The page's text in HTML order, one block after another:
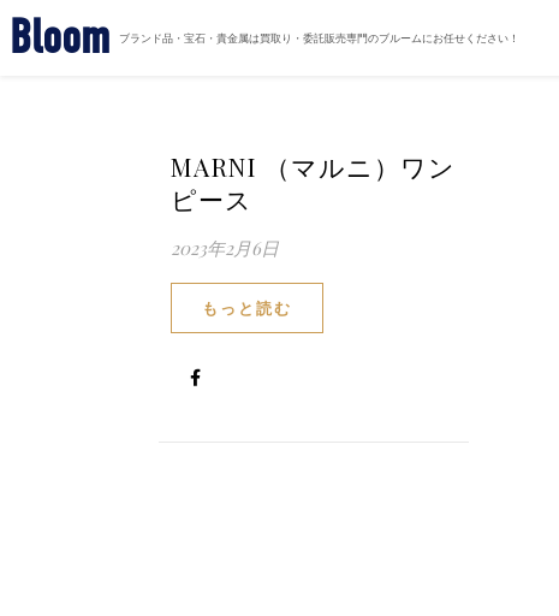
Bloom ブランド品・宝石・貴金属は買取り・委託販売専門のブルームにお任せください！
MARNI （マルニ）ワン
ピース
2023年2月6日
もっと読む